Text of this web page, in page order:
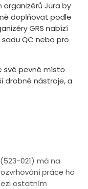
organizérů Jura by
doplňovat podle
GRS nabízí
QC nebo pro
své pevné místo
drobné nástroje, a
021) má na
práce ho
ostatním